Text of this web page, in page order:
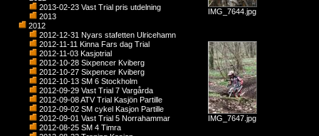
2013-02-23 Vast Trial pris utdelning
2013
2012
2012-12-31 Nyars stafetten Ulricehamn
2012-11-11 Kinna Fars dag Trial
2012-11-03 Kasjotrial
2012-10-28 Sixpencer Kviberg
2012-10-27 Sixpencer Kviberg
2012-10-13 SM 6 Stockholm
2012-09-29 Vast Trial 7 Vargårda
2012-09-08 ATV Trial Kasjön Partille
2012-09-02 SM cykel Kasjon Partille
2012-09-01 Vast Trial 5 Norrahammar
2012-08-25 SM 4 Timra
IMG_7644.jpg
IMG_7647.jpg